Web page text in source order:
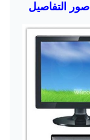
صور التفاصيل